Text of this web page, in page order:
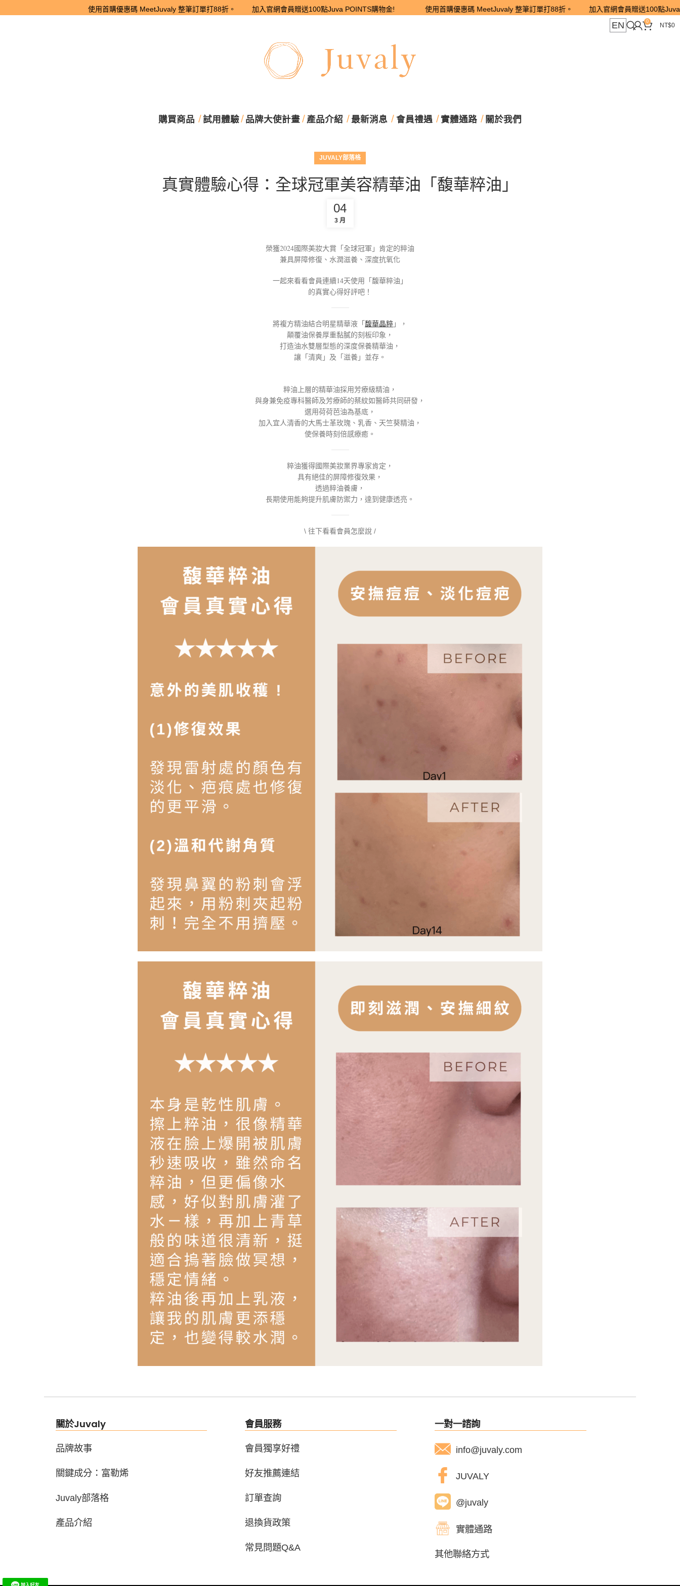
使用首購優惠碼 MeetJuvaly 整筆訂單打88折。 加入官網會員贈送100點Juva POINTS購物金! 使用首購優惠碼 MeetJuvaly 整筆訂單打88折。 加入官網會員贈送100點Juva
EN 0
NT$0
購買商品 試用體驗 品牌大使計畫 產品介紹 最新消息 會員禮遇 實體通路 關於我們
JUVALY部落格
真實體驗心得：全球冠軍美容精華油「馥華粹油」
04
3 月
榮獲2024國際美妝大賞「全球冠軍」肯定的粹油
兼具屏障修復、水潤滋養、深度抗氧化
一起來看看會員連續14天使用「馥華粹油」
的真實心得好評吧！
將複方精油結合明星精華液「 馥華晶粹 」，
顛覆油保養厚重黏膩的刻板印象，
打造油水雙層型態的深度保養精華油，
讓「清爽」及「滋養」並存。
粹油上層的精華油採用芳療級精油，
與身兼免疫專科醫師及芳療師的蔡紋如醫師共同研發，
選用荷荷芭油為基底，
加入宜人清香的大馬士革玫瑰、乳香、天竺葵精油，
使保養時刻倍感療癒。
粹油獲得國際美妝業界專家肯定，
具有絕佳的屏障修復效果，
透過粹油養膚，
長期使用能夠提升肌膚防禦力，達到健康透亮。
\ 往下看看會員怎麼說 /
關於Juvaly
品牌故事
關鍵成分：富勒烯
Juvaly部落格
產品介紹
會員服務
會員獨享好禮
好友推薦連結
訂單查詢
退換貨政策
常見問題Q&A
一對一諮詢
info@juvaly.com
JUVALY
@juvaly
實體通路
其他聯絡方式